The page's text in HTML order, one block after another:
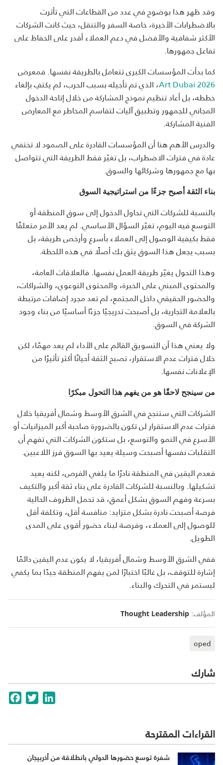
وقد ظهر هذا بوضوح في عدد من القطاعات التي تأثرت
بالاضطرابات الأخيرة، خاصة السفر والتنقل، حيث كانت الشركات
الأكثر شفافية والأفضل في دعم العملاء أقدر على الحفاظ على
تفاعل جمهورها.
كما بدأت المؤسسات الكبرى تتعامل بالطريقة نفسها. فمعرض
Art Dubai 2026، الذي تم تأجيله بسبب الحرب، لم يكتفِ بإلغاء
خططه، بل أعاد تنظيم نموذج المشاركة من خلال إتاحة الدخول
المجاني للجمهور وتطبيق آليات لتقاسم المخاطر مع المعارض
الفنية المشاركة.
والدرس الأهم هنا أن المؤسسات القادرة على الصمود لا تختفي
عادة في فترات الاضطراب، بل تغيّر فقط الطريقة التي تتواصل
بها مع جمهورها وشركائها والسوق.
بناء الثقة أصبح جزءًا من استراتيجية السوق
بالنسبة للشركات التي تحاول الدخول إلى سوق المنطقة أو
التوسع فيه اليوم، تغيّر السؤال الأساسي. لم يعد الأمر متعلقًا
فقط بكيفية الوصول إلى العملاء بأسرع وأرخص طريقة، بل
بسبب يجعل هذا السوق يثق بك أصلًا في هذه اللحظة.
وهذا التحول يغيّر طريقة العمل نفسها. فالعلاقات العامة،
والمحتوى المبني على الخبرة، والمحتوى التوعوي، والشراكات،
والحضور الحقيقي داخل المجتمع، لم تعد مجرد إضافات مرتبطة
بالعلامة التجارية، بل أصبحت تدريجيًا جزءًا أساسيًا من بناء وجود
الشركة في السوق.
ولا يعني هذا أن التسويق القائم على الأداء لم يعد مهمًا، لكن
خلال فترات عدم الاستقرار، تصبح الثقة أحيانًا أكثر تأثيرًا من
الإعلانات نفسها.
من سينجح لاحقًا هو من يفهم هذا التحول مبكرًا
الشركات التي ستنجح في الشرق الأوسط وشمال أفريقيا خلال
فترات عدم الاستقرار لن تكون بالضرورة صاحبة أكبر الميزانيات أو
الأسرع في النمو والتوسع، بل ستكون الشركات التي تفهم أن
التقلبات نفسها أصبحت وسيلة يعيد بها السوق فرز اللاعبين.
فعدم اليقين في المنطقة نادرًا ما يلغي الفرص، لكنه يعيد
تشكيلها. وبالنسبة للشركات القادرة على بناء ثقة أكبر والتكيف
بسرعة وفهم السوق بشكل أعمق، قد تحمل الظروف الحالية
فرصة أصبحت نادرة بشكل متزايد: منافسة أقل، وتكلفة أقل
للوصول إلى العملاء، وفرصة لبناء حضور أقوى على المدى
الطويل.
ففي الشرق الأوسط وشمال أفريقيا، لا يكون عدم اليقين دائمًا
إشارة للتوقف، بل غالبًا اختبارًا لمن يفهم المنطقة جيدًا بما يكفي
ليستمر في التحرك والبناء.
المؤلف: Thought Leadership
oped
شارك
TwitterLinkedIn
القراءات المقترحة
شفرة توسع حضورها الدولي بانطلاقة من أذربيجان